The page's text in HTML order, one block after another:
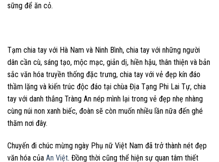
sững để ăn cỏ.
Tạm chia tay với Hà Nam và Ninh Bình, chia tay với những người
dân cần cù, sáng tạo, mộc mạc, giản dị, hiền hậu, thân thiện và bản
sắc văn hóa truyền thống đặc trưng, chia tay với vẻ đẹp kín đáo
thầm lặng và kiến trúc độc đáo tại chùa Địa Tạng Phi Lai Tự, chia
tay với danh thắng Tràng An nép mình lại trong vẻ đẹp nhẹ nhàng
cùng núi non xanh biếc, đoàn sẽ còn muốn nhiều lần nữa đến ghé
thăm nơi đây.
Chuyến đi chúc mừng ngày Phụ nữ Việt Nam đã trở thành nét đẹp
văn hóa của An Việt. Đồng thời cũng thể hiện sự quan tâm thiết